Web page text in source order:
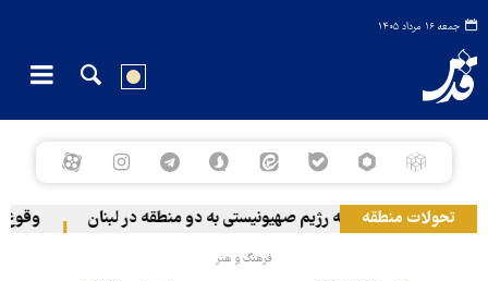
جمعه ۱۶ مرداد ۱۴۰۵
تحولات منطقهحمله رژیم صهیونیستی به دو منطقه در لبنان وقوع
فرهنگ و هنر